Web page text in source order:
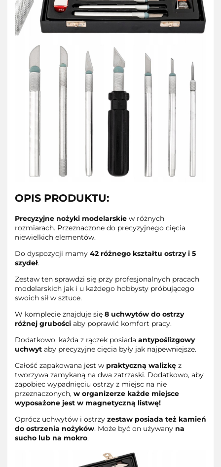
OPIS PRODUKTU:
Precyzyjne nożyki modelarskie w różnych
rozmiarach. Przeznaczone do precyzyjnego cięcia
niewielkich elementów.
Do dyspozycji mamy 42 różnego kształtu ostrzy i 5
szydeł.
Zestaw ten sprawdzi się przy profesjonalnych pracach
modelarskich jak i u każdego hobbysty próbującego
swoich sił w sztuce.
W komplecie znajduje się 8 uchwytów do ostrzy
różnej grubości aby poprawić komfort pracy.
Dodatkowo, każda z rączek posiada antypoślizgowy
uchwyt aby precyzyjne cięcia były jak najpewniejsze.
Całość zapakowana jest w praktyczną walizkę z
tworzywa zamykaną na dwa zatrzaski. Dodatkowo, aby
zapobiec wypadnięciu ostrzy z miejsc na nie
przeznaczonych, w organizerze każde miejsce
wyposażone jest w magnetyczną listwę!
Oprócz uchwytów i ostrzy zestaw posiada też kamień
do ostrzenia nożyków. Może być on używany na
sucho lub na mokro.